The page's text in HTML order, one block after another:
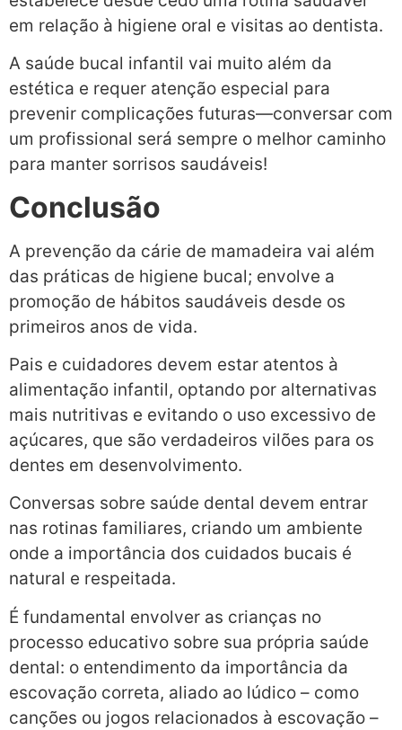
em relação à higiene oral e visitas ao dentista.
A saúde bucal infantil vai muito além da
estética e requer atenção especial para
prevenir complicações futuras—conversar com
um profissional será sempre o melhor caminho
para manter sorrisos saudáveis!
Conclusão
A prevenção da cárie de mamadeira vai além
das práticas de higiene bucal; envolve a
promoção de hábitos saudáveis desde os
primeiros anos de vida.
Pais e cuidadores devem estar atentos à
alimentação infantil, optando por alternativas
mais nutritivas e evitando o uso excessivo de
açúcares, que são verdadeiros vilões para os
dentes em desenvolvimento.
Conversas sobre saúde dental devem entrar
nas rotinas familiares, criando um ambiente
onde a importância dos cuidados bucais é
natural e respeitada.
É fundamental envolver as crianças no
processo educativo sobre sua própria saúde
dental: o entendimento da importância da
escovação correta, aliado ao lúdico – como
canções ou jogos relacionados à escovação –